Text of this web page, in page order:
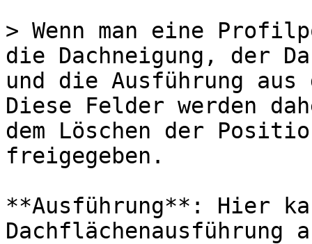
> Wenn man eine
die Dachneigung, der
und die Ausführung aus
Diese Felder werden
dem Löschen der
freigegeben.
**Ausführung**: Hier
Dachflächenausführung